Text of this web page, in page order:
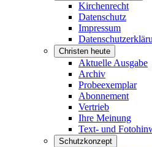
Kirchenrecht
Datenschutz
Impressum
Christen heute
Aktuelle Ausgabe
Archiv
Probeexemplar
Abonnement
Vertrieb
Ihre Meinung
Text- und
Schutzkonzept